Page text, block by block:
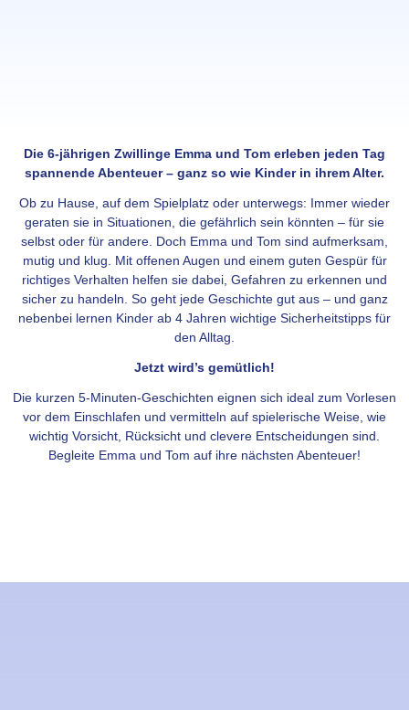
Die 6-jährigen Zwillinge Emma und Tom erleben jeden Tag
spannende Abenteuer – ganz so wie Kinder in ihrem Alter.
Ob zu Hause, auf dem Spielplatz oder unterwegs: Immer wieder
geraten sie in Situationen, die gefährlich sein könnten – für sie
selbst oder für andere. Doch Emma und Tom sind aufmerksam,
mutig und klug. Mit offenen Augen und einem guten Gespür für
richtiges Verhalten helfen sie dabei, Gefahren zu erkennen und
sicher zu handeln. So geht jede Geschichte gut aus – und ganz
nebenbei lernen Kinder ab 4 Jahren wichtige Sicherheitstipps für
den Alltag.
Jetzt wird’s gemütlich!
Die kurzen 5-Minuten-Geschichten eignen sich ideal zum Vorlesen
vor dem Einschlafen und vermitteln auf spielerische Weise, wie
wichtig Vorsicht, Rücksicht und clevere Entscheidungen sind.
Begleite Emma und Tom auf ihre nächsten Abenteuer!